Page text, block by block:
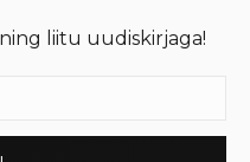
liitu uudiskirjaga!